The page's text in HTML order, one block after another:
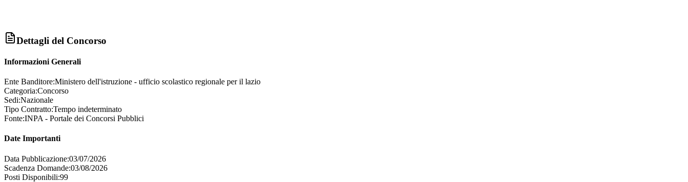
Dettagli del Concorso
Informazioni Generali
Ente Banditore:Ministero dell'istruzione - ufficio scolastico regionale per il lazio
Categoria:Concorso
Sedi:Nazionale
Tipo Contratto:Tempo indeterminato
Fonte:INPA - Portale dei Concorsi Pubblici
Date Importanti
Data Pubblicazione:03/07/2026
Scadenza Domande:03/08/2026
Posti Disponibili:99